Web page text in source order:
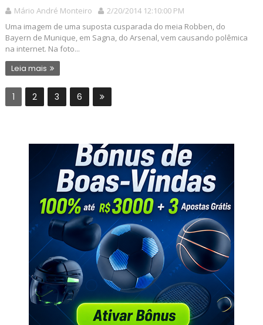
Mário André Monteiro
2/20/2014 12:10:00 PM
Uma imagem de uma suposta cusparada do meia Robben, do
Bayern de Munique, em Sagna, do Arsenal, vem causando polêmica
na internet. Na foto...
Leia mais
1 2 3 6